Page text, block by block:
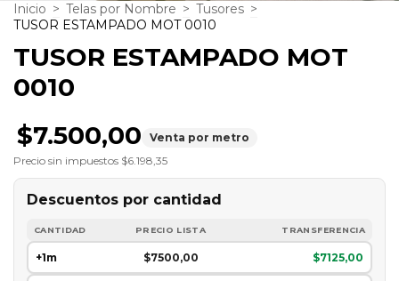
Inicio > Telas por Nombre > Tusores >
TUSOR ESTAMPADO MOT 0010
TUSOR ESTAMPADO MOT
0010
$7.500,00
Venta por metro
Precio sin impuestos $6.198,35
Descuentos por cantidad
CANTIDAD PRECIO LISTA TRANSFERENCIA
+1m $7500,00 $7125,00